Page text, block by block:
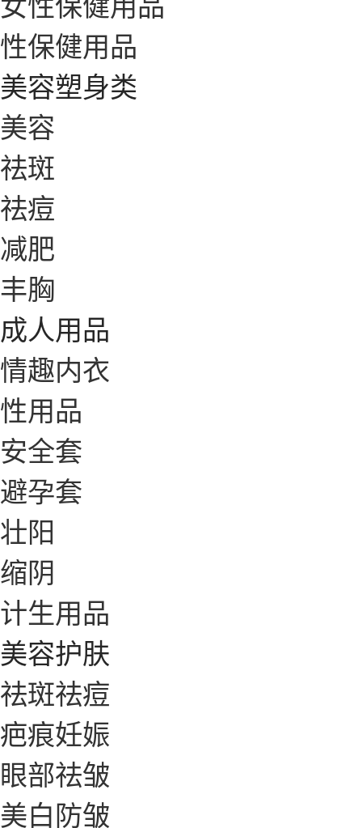
性保健用品
美容塑身类
美容
祛斑
祛痘
减肥
丰胸
成人用品
情趣内衣
性用品
安全套
避孕套
壮阳
缩阴
计生用品
美容护肤
祛斑祛痘
疤痕妊娠
眼部祛皱
美白防皱